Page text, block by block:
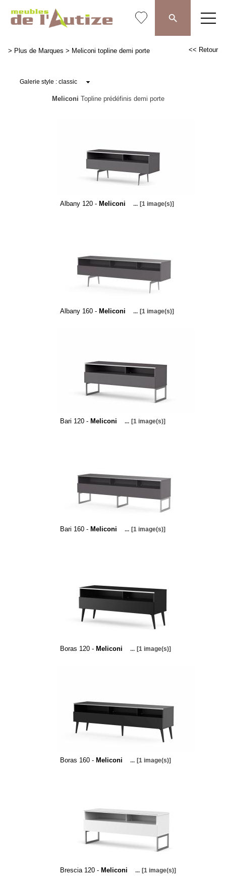
> Plus de Marques > Meliconi topline demi porte << Retour
Meliconi Topline prédéfinis demi porte
Albany 120 - Meliconi ... [1 image(s)]
Albany 160 - Meliconi ... [1 image(s)]
Bari 120 - Meliconi ... [1 image(s)]
Bari 160 - Meliconi ... [1 image(s)]
Boras 120 - Meliconi ... [1 image(s)]
Boras 160 - Meliconi ... [1 image(s)]
Brescia 120 - Meliconi ... [1 image(s)]